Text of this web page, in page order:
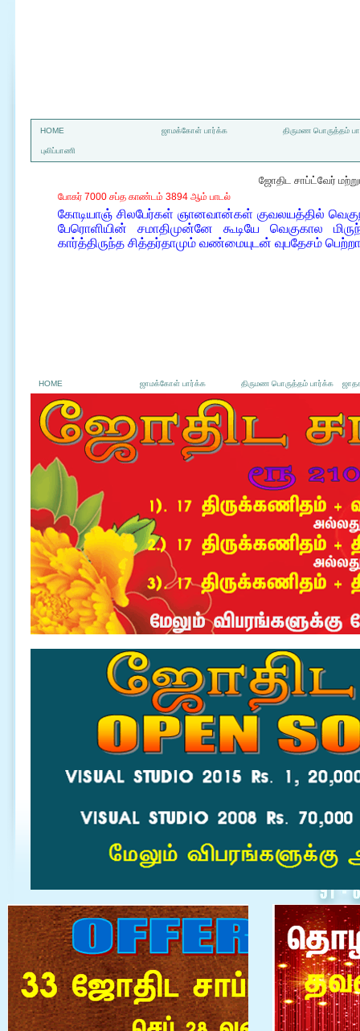
HOME ஜாமக்கோள் பார்க்க திருமண பொருத்தம்
புலிப்பாணி
ஜோதிட சாப்ட்வேர்
போகர் 7000 சப்த காண்டம் 3894 ஆம் பாடல்
கோடியாஞ் சிலபேர்கள் ஞானவான்கள் குவலயத்தில்
பேரொளியின் சமாதிமுன்னே கூடியே வெகுகால
கார்த்திருந்த சித்தர்தாமும் வண்மையுடன் வுபதேசம்
HOME ஜாமக்கோள் பார்க்க திருமண பொருத்தம் பார்க்க